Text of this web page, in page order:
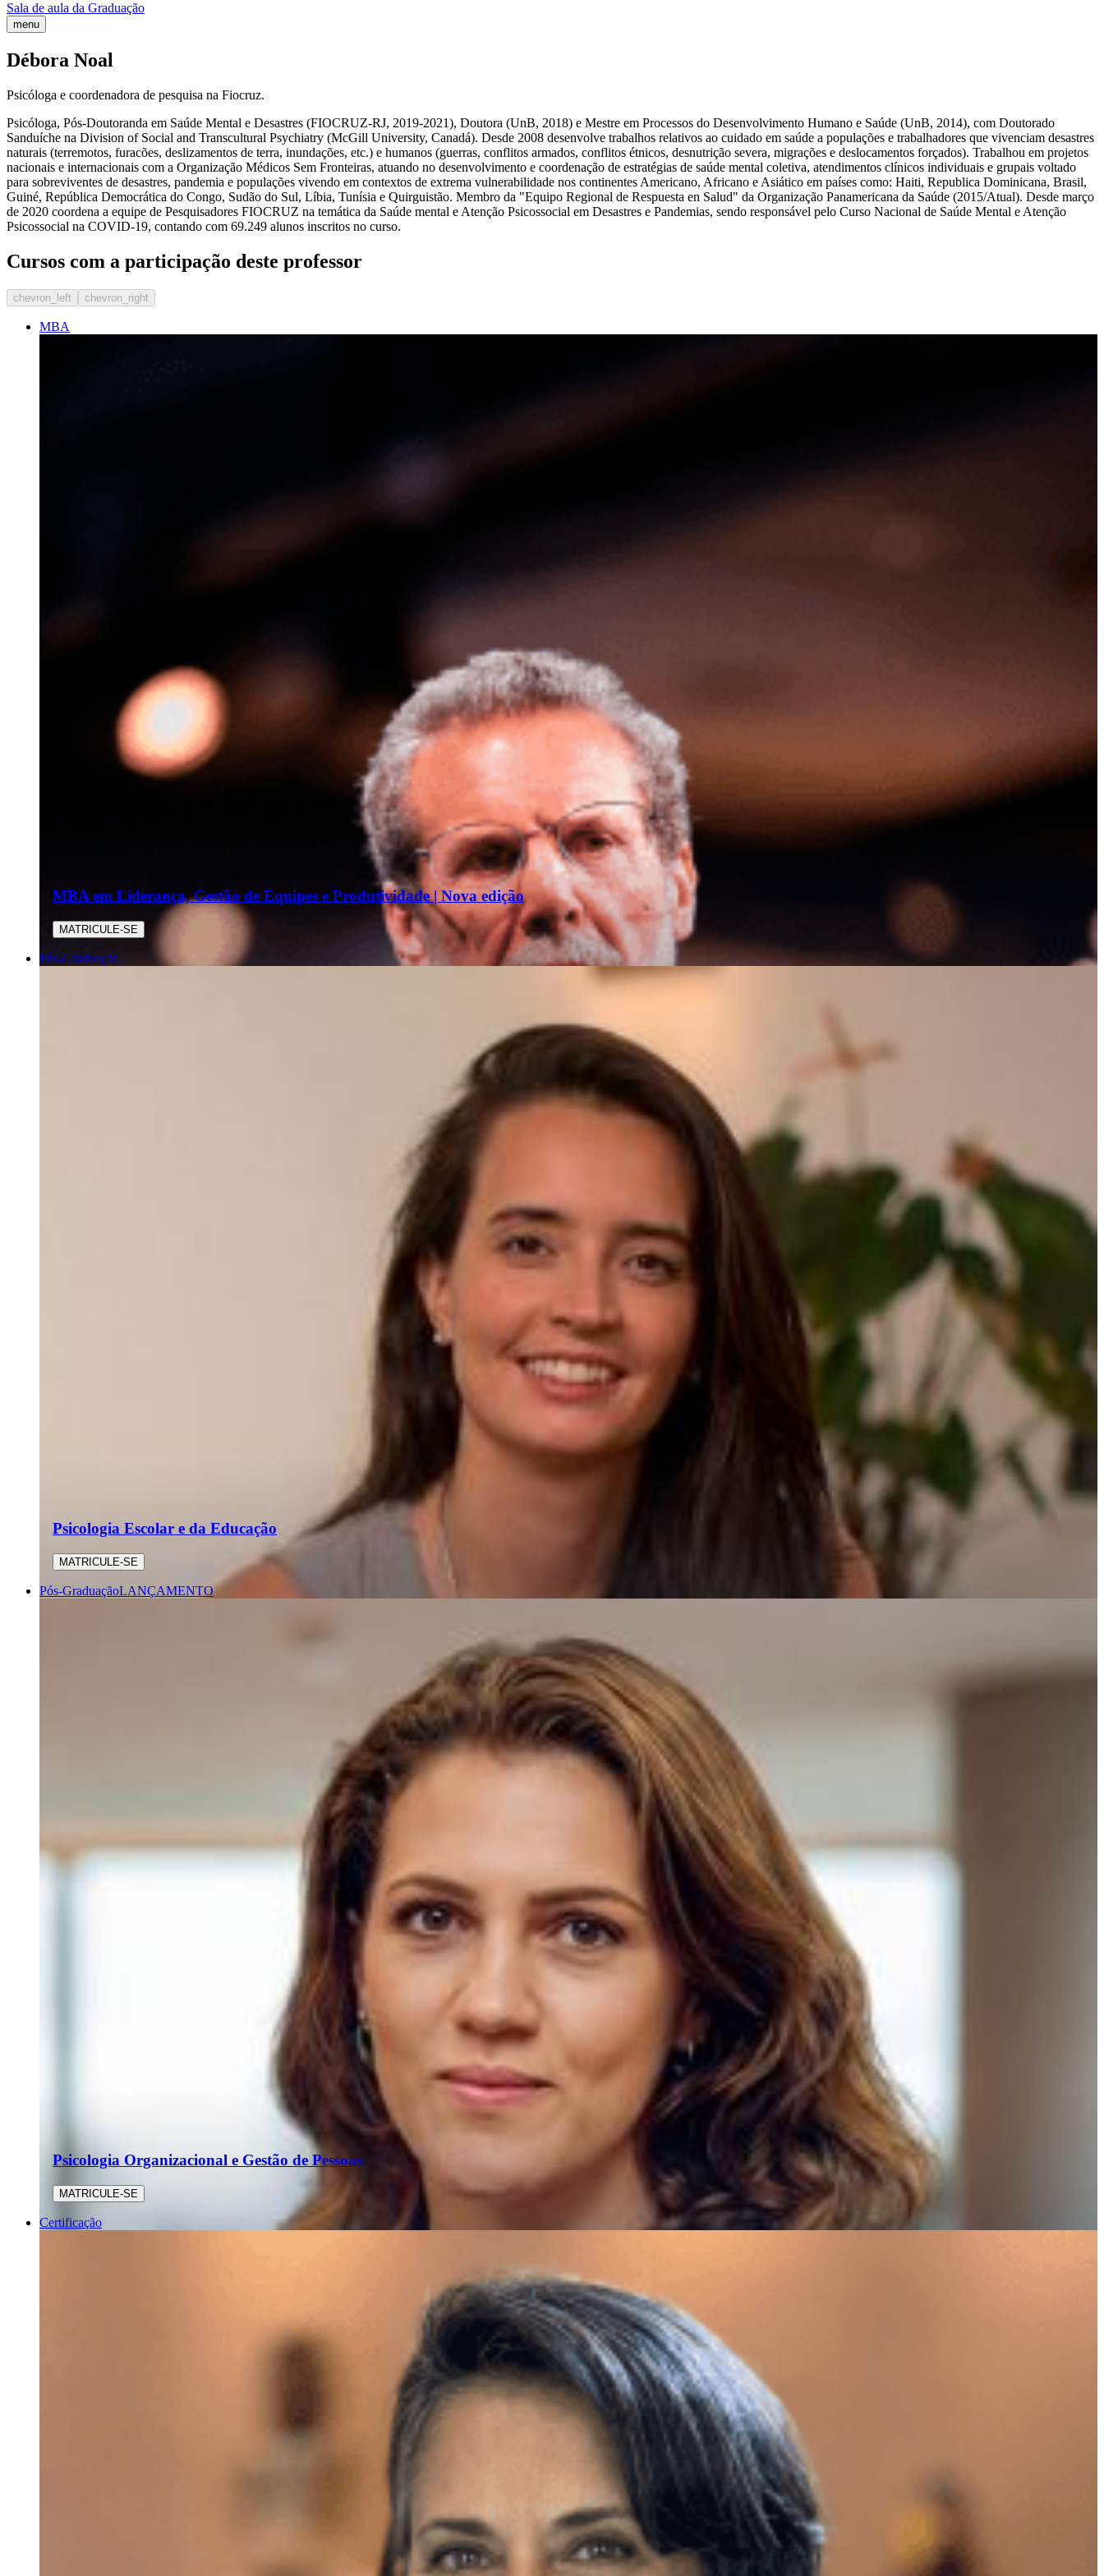
Sala de aula da Graduação
menu
Débora Noal
Psicóloga e coordenadora de pesquisa na Fiocruz.
Psicóloga, Pós-Doutoranda em Saúde Mental e Desastres (FIOCRUZ-RJ, 2019-2021), Doutora (UnB, 2018) e Mestre em Processos do Desenvolvimento Humano e Saúde (UnB, 2014), com Doutorado
Sanduíche na Division of Social and Transcultural Psychiatry (McGill University, Canadá). Desde 2008 desenvolve trabalhos relativos ao cuidado em saúde a populações e trabalhadores que vivenciam desastres
naturais (terremotos, furacões, deslizamentos de terra, inundações, etc.) e humanos (guerras, conflitos armados, conflitos étnicos, desnutrição severa, migrações e deslocamentos forçados). Trabalhou em projetos
nacionais e internacionais com a Organização Médicos Sem Fronteiras, atuando no desenvolvimento e coordenação de estratégias de saúde mental coletiva, atendimentos clínicos individuais e grupais voltado
para sobreviventes de desastres, pandemia e populações vivendo em contextos de extrema vulnerabilidade nos continentes Americano, Africano e Asiático em países como: Haiti, Republica Dominicana, Brasil,
Guiné, República Democrática do Congo, Sudão do Sul, Líbia, Tunísia e Quirguistão. Membro da "Equipo Regional de Respuesta en Salud" da Organização Panamericana da Saúde (2015/Atual). Desde março
de 2020 coordena a equipe de Pesquisadores FIOCRUZ na temática da Saúde mental e Atenção Psicossocial em Desastres e Pandemias, sendo responsável pelo Curso Nacional de Saúde Mental e Atenção
Psicossocial na COVID-19, contando com 69.249 alunos inscritos no curso.
Cursos com a participação deste professor
chevron_left chevron_right
MBA
MBA em Liderança, Gestão de Equipes e Produtividade | Nova edição
MATRICULE-SE
Pós-Graduação
Psicologia Escolar e da Educação
MATRICULE-SE
Pós-GraduaçãoLANÇAMENTO
Psicologia Organizacional e Gestão de Pessoas
MATRICULE-SE
Certificação